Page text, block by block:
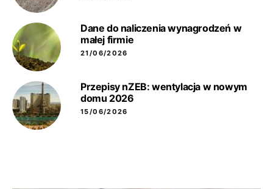
Dane do naliczenia wynagrodzeń w
małej firmie
21/06/2026
Przepisy nZEB: wentylacja w nowym
domu 2026
15/06/2026